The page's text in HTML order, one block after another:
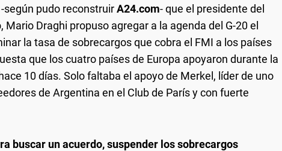
según pudo reconstruirA24.com- que el presidente del
Draghi propuso agregar a la agenda del G-20 el
la tasa de sobrecargos que cobra el FMI a los países
que los cuatro países de Europa apoyaron durante la
10 días. Solo faltaba el apoyo de Merkel, líder de uno
de Argentina en el Club de París y con fuerte
buscar un acuerdo, suspender los sobrecargos